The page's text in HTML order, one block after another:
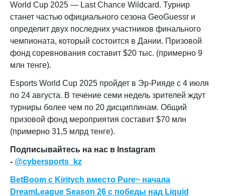
World Cup 2025 — Last Chance Wildcard. Турнир
станет частью официального сезона GeoGuessr и
определит двух последних участников финального
чемпионата, который состоится в Дании. Призовой
фонд соревнования составит $20 тыс. (примерно 9
млн тенге).
Esports World Cup 2025 пройдет в Эр-Рияде с 4 июля
по 24 августа. В течение семи недель зрителей ждут
турниры более чем по 20 дисциплинам. Общий
призовой фонд мероприятия составит $70 млн
(примерно 31,5 млрд тенге).
Подписывайтесь на нас в Instagram
- @cybersports_kz
BetBoom с Kiritych вместо Pure~ начала
DreamLeague Season 26 с победы над Liquid